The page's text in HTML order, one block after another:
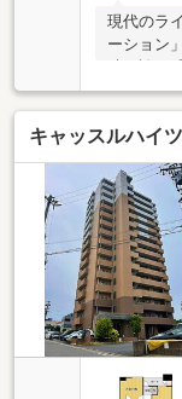
現代のラ
ーション
南角住戸×
の立地】
ション②
チン省エ
層ガラス
果あり。
です。省
いたしま
キャッスルハイ